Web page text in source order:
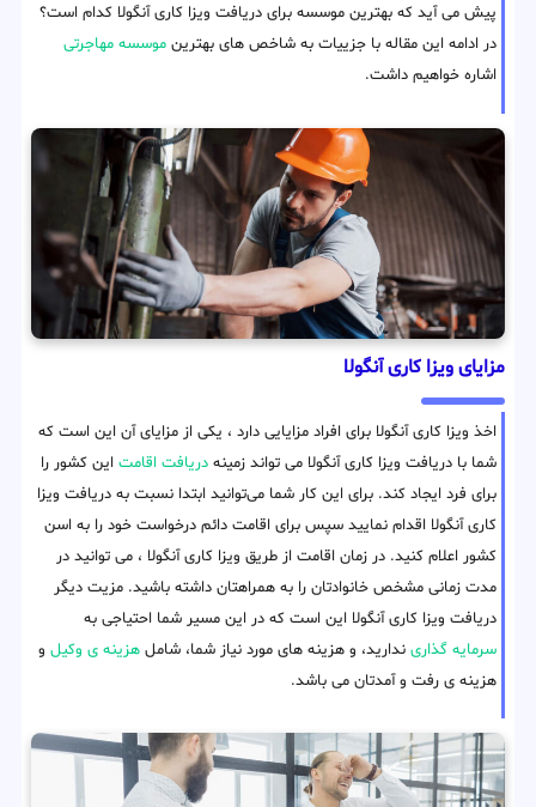
پیش می آید که بهترین موسسه برای دریافت ویزا کاری آنگولا کدام است؟
در ادامه این مقاله با جزییات به شاخص های بهترین موسسه مهاجرتی
اشاره خواهیم داشت.
مزایای ویزا کاری آنگولا
اخذ ویزا کاری آنگولا برای افراد مزایایی دارد ، یکی از مزایای آن این است که
شما با دریافت ویزا کاری آنگولا می تواند زمینه دریافت اقامت این کشور را
برای فرد ایجاد کند. برای این کار شما می‌توانید ابتدا نسبت به دریافت ویزا
کاری آنگولا اقدام نمایید سپس برای اقامت دائم درخواست خود را به اسن
کشور اعلام کنید. در زمان اقامت از طریق ویزا کاری آنگولا ، می توانید در
مدت زمانی مشخص خانوادتان را به همراهتان داشته باشید. مزیت دیگر
دریافت ویزا کاری آنگولا این است که در این مسیر شما احتیاجی به
سرمایه گذاری ندارید، و هزینه های مورد نیاز شما، شامل هزینه ی وکیل و
هزینه ی رفت و آمدتان می باشد.